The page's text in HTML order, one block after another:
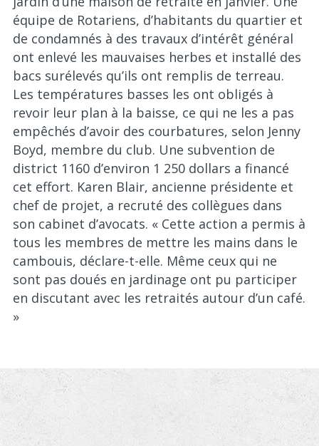
équipe de Rotariens, d’habitants du quartier et
de condamnés à des travaux d’intérêt général
ont enlevé les mauvaises herbes et installé des
bacs surélevés qu’ils ont remplis de terreau.
Les températures basses les ont obligés à
revoir leur plan à la baisse, ce qui ne les a pas
empêchés d’avoir des courbatures, selon Jenny
Boyd, membre du club. Une subvention de
district 1160 d’environ 1 250 dollars a financé
cet effort. Karen Blair, ancienne présidente et
chef de projet, a recruté des collègues dans
son cabinet d’avocats. « Cette action a permis à
tous les membres de mettre les mains dans le
cambouis, déclare-t-elle. Même ceux qui ne
sont pas doués en jardinage ont pu participer
en discutant avec les retraités autour d’un café.
»